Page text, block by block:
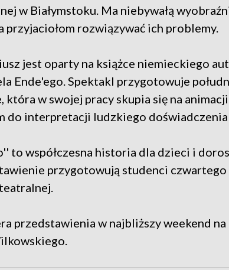
w Białymstoku. Ma niebywałą
przyjaciołom rozwiązywać ich problemy.
jest oparty na książce niemieckiego
Ende'ego. Spektakl przygotowuje
która w swojej pracy skupia się na
do interpretacji ludzkiego doświadczenia
to współczesna historia dla dzieci i
przygotowują studenci
przedstawienia w najbliższy weekend na